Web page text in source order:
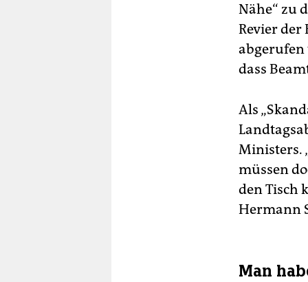
Nähe“ zu
Revier
abgerufen
dass
Als
Ministers.
müssen
den Tisch
Hermann
Man